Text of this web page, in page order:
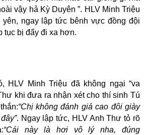
vậy hả Kỳ Duyên ”. HLV Minh Triệu
yên, ngay lập tức bênh vực đồng đội
tục bị đẩy đi xa hơn.
HLV Minh Triệu đã không ngại “va
khi đưa ra nhận xét cho thí sinh Tú
“Chị không đánh giá cao đôi giày
. Ngay lập tức, HLV Anh Thư tỏ rõ
“Cái này là hơi vô lý nha, đúng